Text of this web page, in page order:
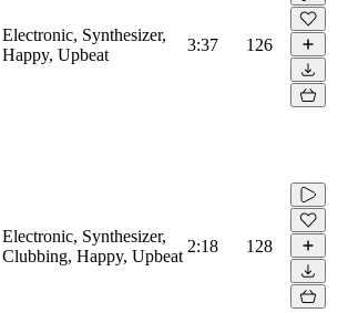
Electronic, Synthesizer,
Happy, Upbeat
3:37 126
Electronic, Synthesizer,
Clubbing, Happy, Upbeat
2:18 128